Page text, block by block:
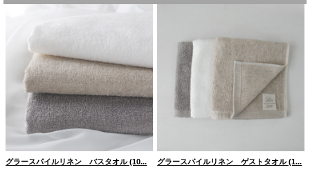
グラースパイルリネン バスタオル (10... グラースパイルリネン ゲストタオル (1...